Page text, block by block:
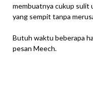
membuatnya cukup sulit
yang sempit tanpa
Butuh waktu beberapa
pesan Meech.